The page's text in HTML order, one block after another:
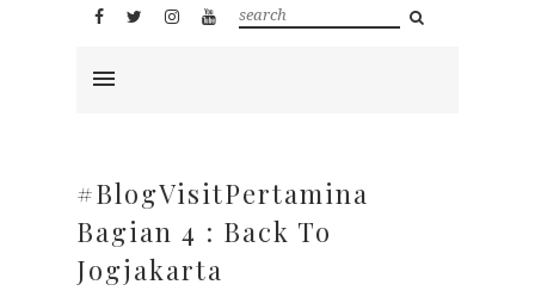
#BlogVisitPertamina
Bagian 4 : Back To
Jogjakarta